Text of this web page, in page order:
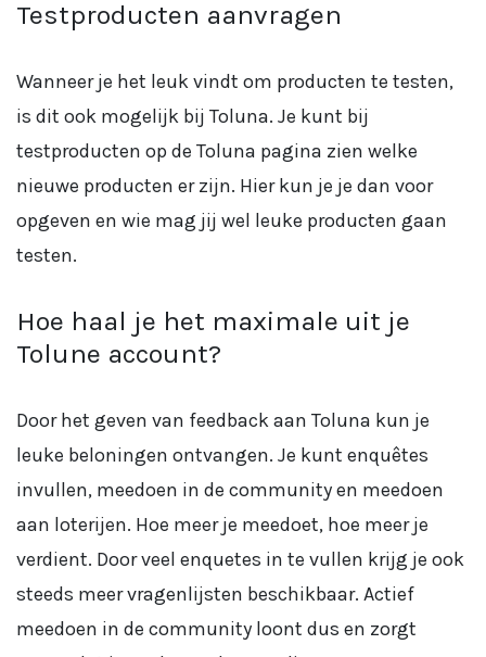
Testproducten aanvragen
Wanneer je het leuk vindt om producten te testen,
is dit ook mogelijk bij Toluna. Je kunt bij
testproducten op de Toluna pagina zien welke
nieuwe producten er zijn. Hier kun je je dan voor
opgeven en wie mag jij wel leuke producten gaan
testen.
Hoe haal je het maximale uit je
Tolune account?
Door het geven van feedback aan Toluna kun je
leuke beloningen ontvangen. Je kunt enquêtes
invullen, meedoen in de community en meedoen
aan loterijen. Hoe meer je meedoet, hoe meer je
verdient. Door veel enquetes in te vullen krijg je ook
steeds meer vragenlijsten beschikbaar. Actief
meedoen in de community loont dus en zorgt